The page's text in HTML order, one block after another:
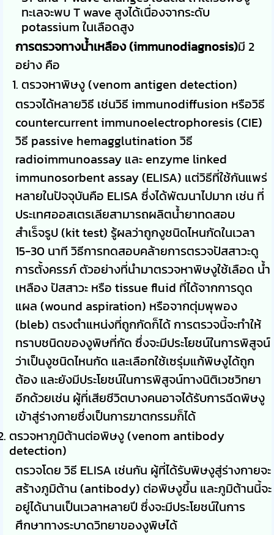
ทะเลจะพบ T wave สูงได้เนื่องจากระดับ
potassium ในเลือดสูง
การตรวจทางน้ำเหลือง (immunodiagnosis)มี 2
อย่าง คือ
ตรวจหาพิษงู (venom antigen detection)
ตรวจได้หลายวิธี เช่นวิธี immunodiffusion หรือวิธี
countercurrent immunoelectrophoresis (CIE)
วิธี passive hemagglutination วิธี
radioimmunoassay และ enzyme linked
immunosorbent assay (ELISA) แต่วิธีที่ใช้กันแพร่
หลายในปัจจุบันคือ ELISA ซึ่งได้พัฒนาไปมาก เช่น ที่
ประเทศออสเตรเลียสามารถผลิตน้ำยาทดสอบ
สำเร็จรูป (kit test) รู้ผลว่าถูกงูชนิดไหนกัดในเวลา
15-30 นาที วิธีการทดสอบคล้ายการตรวจปัสสาวะดู
การตั้งครรภ์ ตัวอย่างที่นำมาตรวจหาพิษงูใช้เลือด น้ำ
เหลือง ปัสสาวะ หรือ tissue fluid ที่ได้จากการดูด
แผล (wound aspiration) หรือจากตุ่มพุพอง
(bleb) ตรงตำแหน่งที่ถูกกัดก็ได้ การตรวจนี้จะทำให้
ทราบชนิดของงูพิษที่กัด ซึ่งจะมีประโยชน์ในการพิสูจน์
ว่าเป็นงูชนิดไหนกัด และเลือกใช้เซรุ่มแก้พิษงูได้ถูก
ต้อง และยังมีประโยชน์ในการพิสูจน์ทางนิติเวชวิทยา
อีกด้วยเช่น ผู้ที่เสียชีวิตบางคนอาจได้รับการฉีดพิษงู
เข้าสู่ร่างกายซึ่งเป็นการฆาตกรรมก็ได้
ตรวจหาภูมิต้านต่อพิษงู (venom antibody
detection)
ตรวจโดย วิธี ELISA เช่นกัน ผู้ที่ได้รับพิษงูสู่ร่างกายจะ
สร้างภูมิต้าน (antibody) ต่อพิษงูขึ้น และภูมิต้านนี้จะ
อยู่ได้นานเป็นเวลาหลายปี ซึ่งจะมีประโยชน์ในการ
ศึกษาทางระบาดวิทยาของงูพิษได้